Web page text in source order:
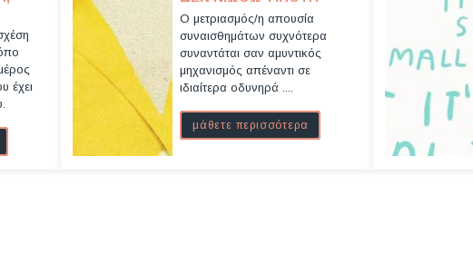
έχει
Ο μετριασμός/η απουσία
συναισθημάτων συχνότερα
συναντάται σαν αμυντικός
μηχανισμός απέναντι σε
ιδιαίτερα οδυνηρά ....
μάθετε περισσότερα